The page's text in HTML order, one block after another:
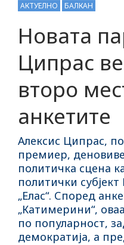
АКТУЕЛНО БАЛКАН
Новата
Ципрас
второ
анкетите
Алексис Ципрас,
премиер,
политичка сцена
политички субјект
„Елас“. Според
„Катимерини“,
по популарност,
демократија, а